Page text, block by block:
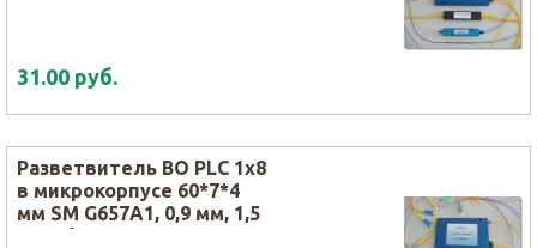
31.00 руб.
Разветвитель ВО PLC 1х8
в микрокорпусе 60*7*4
мм SM G657A1, 0,9 мм, 1,5
м, SC/APC